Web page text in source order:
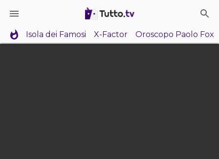
Isola dei Famosi X-Factor Oroscopo Paolo Fox